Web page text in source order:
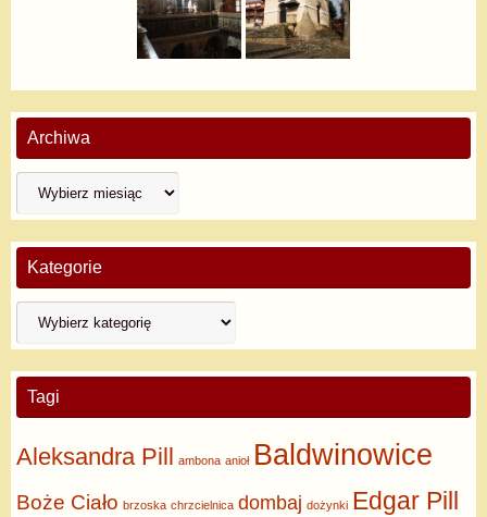
Archiwa
Kategorie
Tagi
Aleksandra Pill ambona anioł Baldwinowice
Boże Ciało brzoska chrzcielnica dombaj dożynki Edgar Pill